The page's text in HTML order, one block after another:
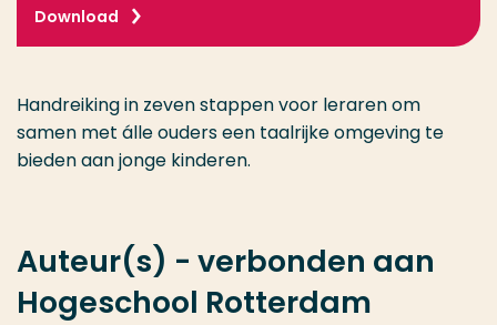
Download
Handreiking in zeven stappen voor leraren om
samen met álle ouders een taalrijke omgeving te
bieden aan jonge kinderen.
Auteur(s) - verbonden aan
Hogeschool Rotterdam